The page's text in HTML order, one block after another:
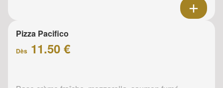
Pizza Pacifico
Dès 11.50 €